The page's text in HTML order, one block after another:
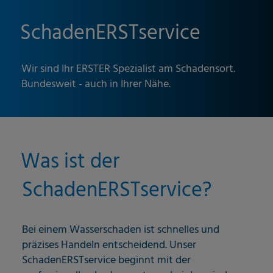
SchadenERSTservice
Wir sind Ihr ERSTER Spezialist am Schadensort.
Bundesweit - auch in Ihrer Nähe.
Was ist der
SchadenERSTservice?
Bei einem Wasserschaden ist schnelles und
präzises Handeln entscheidend. Unser
SchadenERSTservice beginnt mit der